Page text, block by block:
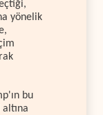
yönelik
bu